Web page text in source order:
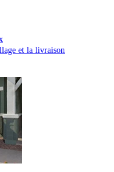
et la livraison